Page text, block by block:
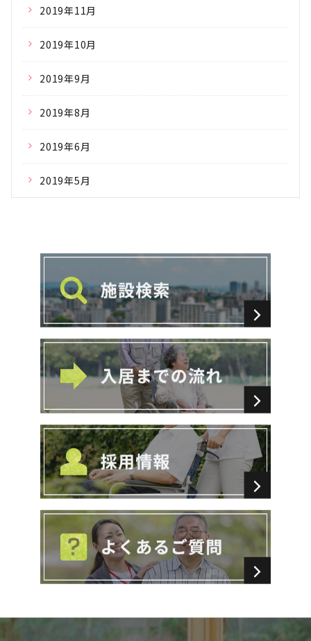
2019年11月
2019年10月
2019年9月
2019年8月
2019年6月
2019年5月